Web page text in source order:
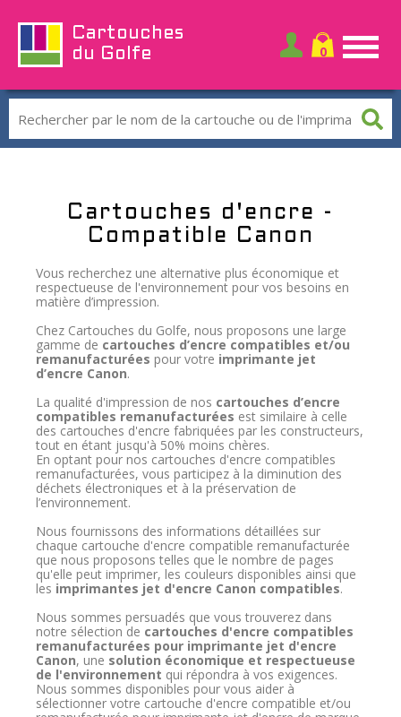
Cartouches
du Golfe
Cartouches d'encre -
Compatible Canon
Vous recherchez une alternative plus économique et
respectueuse de l'environnement pour vos besoins en
matière d’impression.
Chez Cartouches du Golfe, nous proposons une large
gamme de cartouches d’encre compatibles et/ou
remanufacturées pour votre imprimante jet
d’encre Canon.
La qualité d'impression de nos cartouches d’encre
compatibles remanufacturées est similaire à celle
des cartouches d'encre fabriquées par les constructeurs,
tout en étant jusqu'à 50% moins chères.
En optant pour nos cartouches d'encre compatibles
remanufacturées, vous participez à la diminution des
déchets électroniques et à la préservation de
l’environnement.
Nous fournissons des informations détaillées sur
chaque cartouche d'encre compatible remanufacturée
que nous proposons telles que le nombre de pages
qu'elle peut imprimer, les couleurs disponibles ainsi que
les imprimantes jet d'encre Canon compatibles.
Nous sommes persuadés que vous trouverez dans
notre sélection de cartouches d'encre compatibles
remanufacturées pour imprimante jet d'encre
Canon, une solution économique et respectueuse
de l'environnement qui répondra à vos exigences.
Nous sommes disponibles pour vous aider à
sélectionner votre cartouche d'encre compatible et/ou